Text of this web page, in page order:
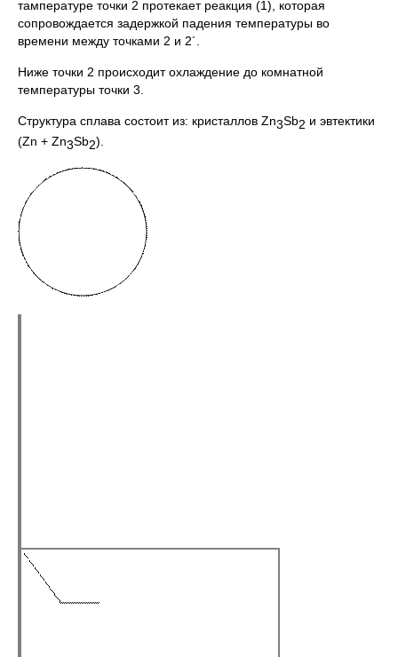
тампературе точки 2 протекает реакция (1), которая
сопровождается задержкой падения температуры во
времени между точками 2 и 2´.
Ниже точки 2 происходит охлаждение до комнатной
температуры точки 3.
Структура сплава состоит из: кристаллов Zn3Sb2 и эвтектики
(Zn + Zn3Sb2).